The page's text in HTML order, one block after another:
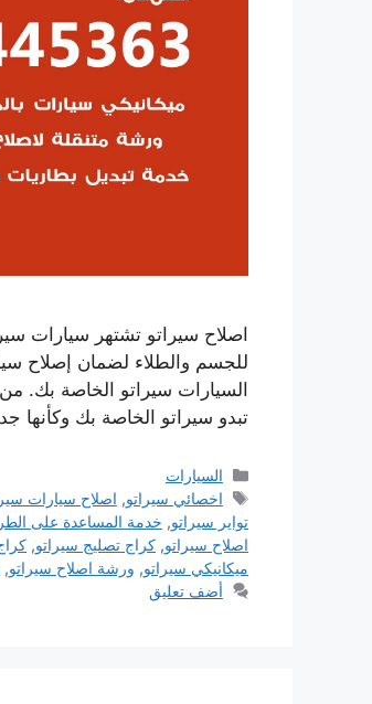
اصلاح سيراتو تشتهر سيارات
للجسم والطلاء لضمان إصلاح
السيارات سيراتو الخاصة بك.
تبدو سيراتو الخاصة بك
التصنيفات
السيارات
الوسوم
اخصائي سيراتو, اصلاح سيارات
تواير سيراتو, خدمة المساعدة على
اصلاح سيراتو, كراج تصليج سيراتو,
ميكانيكي سيراتو, ورشة اصلاح سيراتو,
أضف تعليق